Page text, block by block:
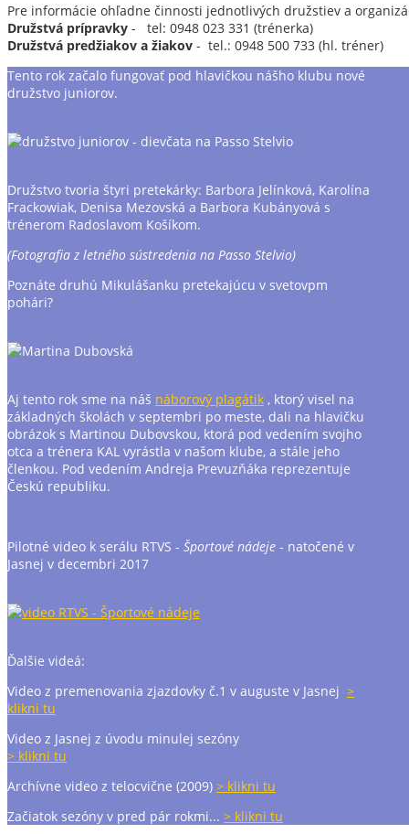
Pre informácie ohľadne činnosti jednotlivých družstiev a
Družstvá prípravky - tel: 0948 023 331 (trénerka)
Družstvá predžiakov a žiakov - tel.: 0948 500 733 (hl. tréner)
Tento rok začalo fungovať pod hlavičkou nášho klubu nové
družstvo juniorov.
Družstvo tvoria štyri pretekárky: Barbora Jelínková, Karolína
Frackowiak, Denisa Mezovská a Barbora Kubányová s
trénerom Radoslavom Košíkom.
(Fotografia z letného sústredenia na Passo Stelvio)
Poznáte druhú Mikulášanku pretekajúcu v svetovpm
pohári?
Aj tento rok sme na náš náborový plagátik , ktorý visel na
základných školách v septembri po meste, dali na hlavičku
obrázok s Martinou Dubovskou, ktorá pod vedením svojho
otca a trénera KAL vyrástla v našom klube, a stále jeho
členkou. Pod vedením Andreja Prevuzňáka reprezentuje
Českú republiku.
Pilotné video k serálu RTVS - Športové nádeje - natočené v
Jasnej v decembri 2017
Ďalšie videá:
Video z premenovania zjazdovky č.1 v auguste v Jasnej >
klikni tu
Video z Jasnej z úvodu minulej sezóny
> klikni tu
Archívne video z telocvične (2009) > klikni tu
Začiatok sezóny v pred pár rokmi... > klikni tu